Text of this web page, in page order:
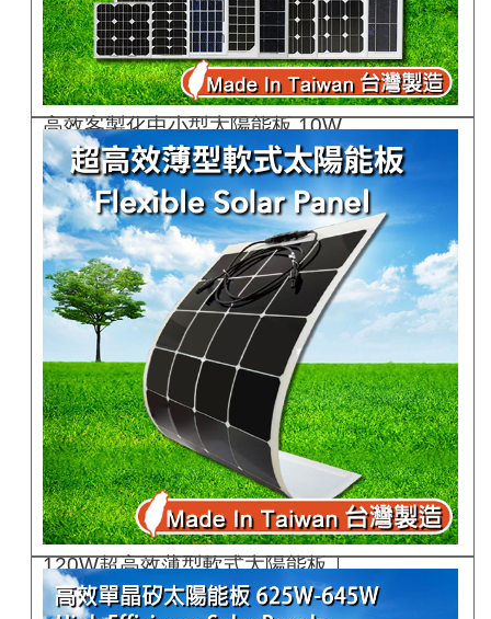
高效客製化中小型太陽能板 10W..
GC10G-200G
120W超高效薄型軟式太陽能板｜..
GC120F/B